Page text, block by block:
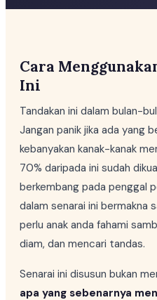
Cara
Ini
Tandakan ini dalam bulan-
Jangan panik jika ada yang
kebanyakan kanak-kanak
70% daripada ini sudah
berkembang pada penggal
dalam senarai ini bermakna
perlu anak anda fahami
diam, dan mencari tandas.
Senarai ini disusun bukan
apa yang sebenarnya